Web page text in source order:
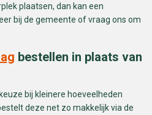
plaatsen, dan kan een
bij de gemeente of vraag ons om
bestellen in plaats van
bij kleinere hoeveelheden
deze net zo makkelijk via de